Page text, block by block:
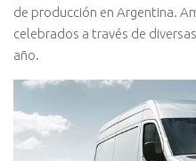
de producción en Argentina.
celebrados a través de
año.